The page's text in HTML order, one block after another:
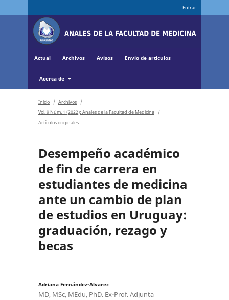
Actual Archivos Avisos Envío de artículos
Acerca de
Entrar
Inicio / Archivos
/
Vol. 9 Núm. 1 (2022): Anales de la Facultad de Medicina
/
Artículos originales
Desempeño académico
de fin de carrera en
estudiantes de medicina
ante un cambio de plan
de estudios en Uruguay:
graduación, rezago y
becas
Adriana Fernández-Alvarez
MD, MSc, MEdu, PhD. Ex-Prof. Adjunta